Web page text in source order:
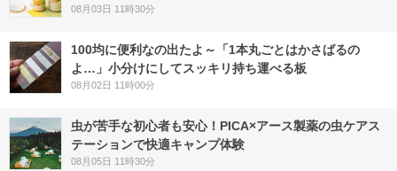
08月03日 11時30分
100均に便利なの出たよ～「1本丸ごとはかさばるの
よ…」小分けにしてスッキリ持ち運べる板
08月02日 11時00分
虫が苦手な初心者も安心！PICA×アース製薬の虫ケアス
テーションで快適キャンプ体験
08月05日 11時30分